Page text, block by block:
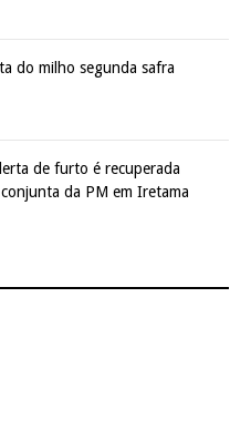
do milho segunda safra
de furto é recuperada
da PM em Iretama